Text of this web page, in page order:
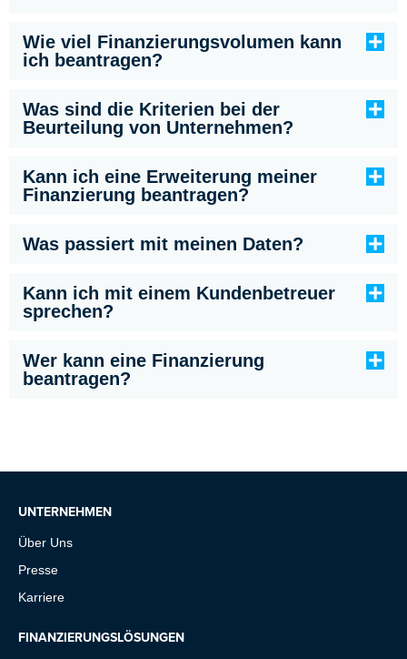
Wie viel Finanzierungsvolumen kann
ich beantragen?
Was sind die Kriterien bei der
Beurteilung von Unternehmen?
Kann ich eine Erweiterung meiner
Finanzierung beantragen?
Was passiert mit meinen Daten?
Kann ich mit einem Kundenbetreuer
sprechen?
Wer kann eine Finanzierung
beantragen?
UNTERNEHMEN
Über Uns
Presse
Karriere
FINANZIERUNGSLÖSUNGEN